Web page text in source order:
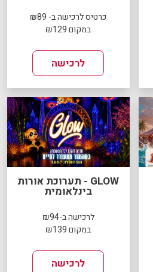
כרטיס לרכישה ב- ₪89
במקום ₪129
לרכישה
GLOW - תערוכת אורות
בינלאומית
לרכישה ב-₪94
במקום ₪139
לרכישה